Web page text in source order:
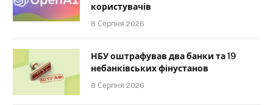
користувачів
8 Серпня 2026
НБУ оштрафував два банки та 19
небанківських фінустанов
8 Серпня 2026